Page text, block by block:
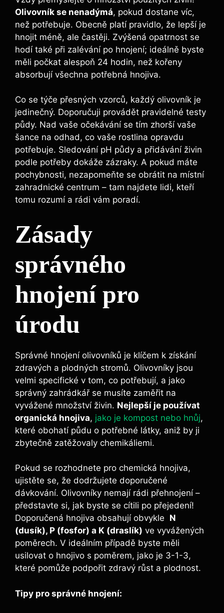
Olivovník se nenadýmá, pokud‌ dostane víc,
než potřebuje. Obecně platí​ pravidlo, že lepší je
hnojit méně, ale ​častěji. Zvýšená opatrnost se⁣
hodí také při zalévání‍ po hnojení; ideálně byste
měli ​počkat alespoň 24 hodin, než kořeny
absorbují všechna potřebná hnojiva.
Co ‌se ​týče přesných vzorců, každý olivovník je
jedinečný.⁤ Doporučuji​ provádět pravidelné testy
půdy. Nad vaše očekávání se tím zhorší vaše
šance na⁢ odhad, co vaše rostlina opravdu
potřebuje. Sledování pH půdy a přidávání živin
podle potřeby dokáže zázraky. ⁤A pokud máte
pochybnosti, nezapomeňte se ⁤obrátit na místní
zahradnické centrum – tam najdete lidi,⁢ kteří⁣
tomu rozumí a rádi vám poradí.
Zásady ​
správného
hnojení pro
úrodu
Správné hnojení olivovníků je klíčem k získání
zdravých⁤ a plodných stromů. ‌Olivovníky jsou‌
velmi specifické v tom, co potřebují, ⁤a jako⁤
správný zahrádkář se musíte⁣ zaměřit na
vyvážené množství živin. Nejlepší je používat
organická hnojiva, jako je ​kompost nebo hnůj,
které ⁣obohatí ‌půdu o potřebné ⁤látky, aniž by⁢ ji
zbytečně zatěžovaly chemikáliemi.
Pokud se rozhodnete ⁣pro chemická hnojiva,
ujistěte se, že dodržujete doporučené
dávkování. Olivovníky nemají rádi přehnojení –
představte si, jak byste se cítili po‌ přejedení!
Doporučená hnojiva obsahují ⁤obvykle ⁢ N‍
(dusík), P (fosfor) a​ K (draslík) ve vyvážených
poměrech. V ideálním případě byste měli
usilovat o ⁣hnojivo s ‌poměrem, jako je 3-1-3,
které pomůže podpořit zdravý růst a plodnost.
Tipy‌ pro správné hnojení: